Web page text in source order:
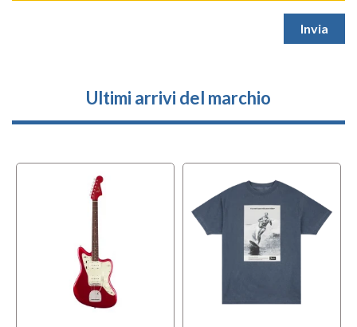
Ultimi arrivi del marchio